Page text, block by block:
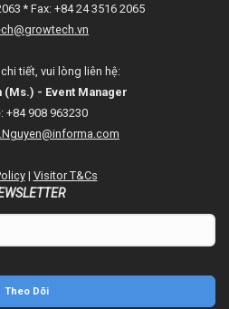
* Fax: +84 24 3516 2065
tiết, vui lòng liên hệ:
(Ms.) - Event Manager
+84 908 963230
| Visitor T&Cs
Theo Dõi